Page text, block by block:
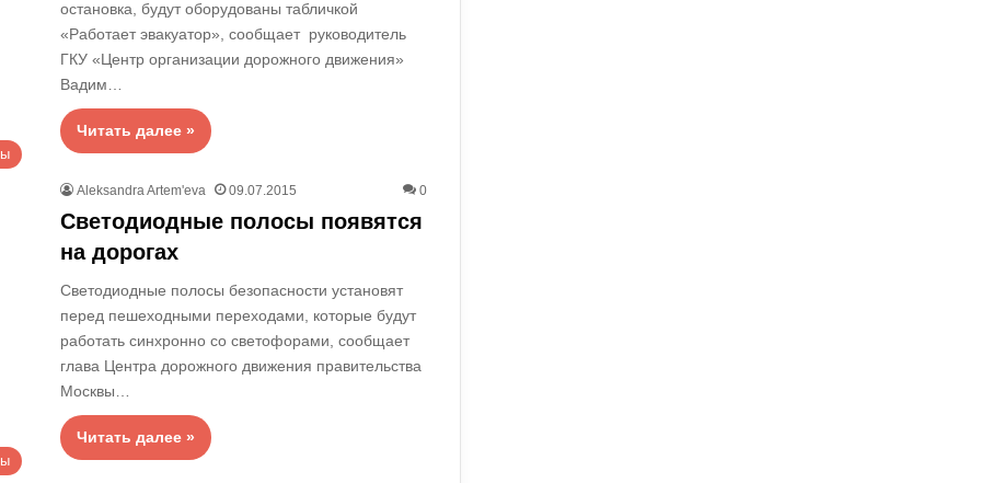
остановка, будут оборудованы табличкой
«Работает эвакуатор», сообщает руководитель
ГКУ «Центр организации дорожного движения»
Вадим…
Читать далее »
Aleksandra Artem'eva 09.07.2015 0
Светодиодные полосы появятся
на дорогах
Светодиодные полосы безопасности установят
перед пешеходными переходами, которые будут
работать синхронно со светофорами, сообщает
глава Центра дорожного движения правительства
Москвы…
Читать далее »